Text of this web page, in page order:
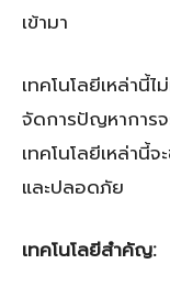
เข้ามา
เทคโนโลยีเหล่านี้
จัดการปัญหาการจ
เทคโนโลยีเหล่านี้
และปลอดภัย
เทคโนโลยีสำคัญ: